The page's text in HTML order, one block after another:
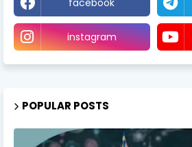
instagram
POPULAR POSTS